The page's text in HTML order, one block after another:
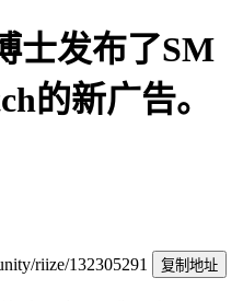
士发布了SM
的新广告。
riize/132305291
复制地址